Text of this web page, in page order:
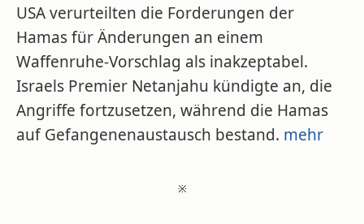
USA verurteilten die Forderungen der
Hamas für Änderungen an einem
Waffenruhe-Vorschlag als inakzeptabel.
Israels Premier Netanjahu kündigte an, die
Angriffe fortzusetzen, während die Hamas
auf Gefangenenaustausch bestand. mehr
※